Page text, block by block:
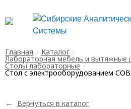
Главная Каталог
Лабораторная мебель и вытяжные
Столы лабораторные
Стол с электрооборудованием
← Вернуться в каталог